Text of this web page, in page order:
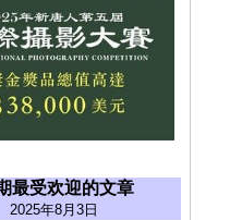
最受欢迎的文章
2025年8月3日